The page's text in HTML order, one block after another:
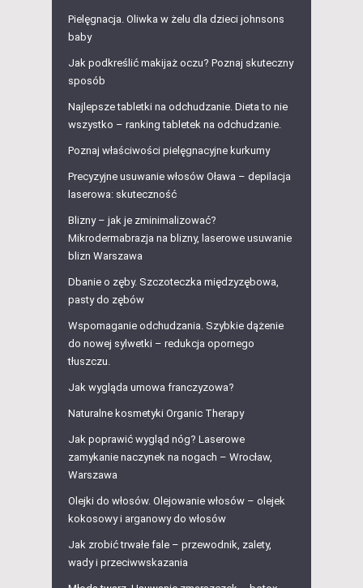
Pielęgnacja. Oliwka w żelu dla dzieci johnsons
baby
Jak podkreślić makijaż oczu? Poznaj skuteczny
sposób
Najlepsze tabletki na odchudzanie. Dieta to nie
wszystko – ranking tabletek na odchudzanie.
Poznaj właściwości pielęgnacyjne kurkumy
Precyzyjne usuwanie włosów Oława – depilacja
laserowa: skuteczność
Blizny – jak je zminimalizować?
Mikrodermabrazja na blizny, laserowe usuwanie
blizn Warszawa
Dbanie o zęby. Szczoteczka międzyzębowa,
pasty do zębów
Wspomaganie odchudzania. Szybkie dążenie
do nowej sylwetki – redukcja opornego
tłuszczu.
Jak wygląda umowa franczyzowa?
Naturalne kosmetyki Organic Therapy
Jak poprawić wygląd nóg? Laserowe
zamykanie naczynek na nogach – Wrocław,
Warszawa
Olejki do włosów. Olejowanie włosów – olejek
kokosowy i arganowy do włosów
Jak zrobić trwałe fale – przewodnik, zalety,
wady i przeciwwskazania